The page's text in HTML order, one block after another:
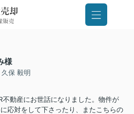
様
保 毅明
不動産にお世話になりました。物件が
応対をして下さったり、またこちらの